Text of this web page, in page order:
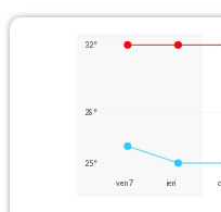
32°
28°
25°
ven 7 ieri